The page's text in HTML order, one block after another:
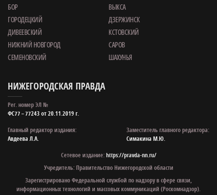
БОР
ВЫКСА
ГОРОДЕЦКИЙ
ДЗЕРЖИНСК
ДИВЕЕВСКИЙ
КСТОВСКИЙ
НИЖНИЙ НОВГОРОД
САРОВ
СЕМЕНОВСКИЙ
ШАХУНЬЯ
НИЖЕГОРОДСКАЯ ПРАВДА
Рег. номер ЭЛ №
ФС77 – 77243 от 20.11.2019 г.
Главный редактор издания:
Авдеева Л.А.
Заместитель главного редактора:
Симакина М.Ю.
Сетевое издание:https://pravda-nn.ru/
Учредитель: Правительство Нижегородской области
Зарегистрировано Федеральной службой по надзору в сфере связи,
информационных технологий и массовых коммуникаций (Роскомнадзор).